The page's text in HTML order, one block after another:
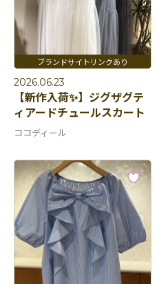
2026.06.23
【新作入荷✨】ジグザグテ
ィアードチュールスカート
ココディール